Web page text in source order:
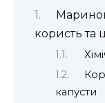
користь та
капусти